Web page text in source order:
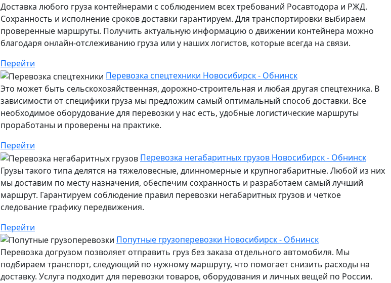
Доставка любого груза контейнерами с соблюдением всех требований Росавтодора и РЖД.
Сохранность и исполнение сроков доставки гарантируем. Для транспортировки выбираем
проверенные маршруты. Получить актуальную информацию о движении контейнера можно
благодаря онлайн-отслеживанию груза или у наших логистов, которые всегда на связи.
Перейти
Перевозка спецтехники Новосибирск - Обнинск
Это может быть сельскохозяйственная, дорожно-строительная и любая другая спецтехника. В
зависимости от специфики груза мы предложим самый оптимальный способ доставки. Все
необходимое оборудование для перевозки у нас есть, удобные логистические маршруты
проработаны и проверены на практике.
Перейти
Перевозка негабаритных грузов Новосибирск - Обнинск
Грузы такого типа делятся на тяжеловесные, длинномерные и крупногабаритные. Любой из них
мы доставим по месту назначения, обеспечим сохранность и разработаем самый лучший
маршрут. Гарантируем соблюдение правил перевозки негабаритных грузов и четкое
следование графику передвижения.
Перейти
Попутные грузоперевозки Новосибирск - Обнинск
Перевозка догрузом позволяет отправить груз без заказа отдельного автомобиля. Мы
подбираем транспорт, следующий по нужному маршруту, что помогает снизить расходы на
доставку. Услуга подходит для перевозки товаров, оборудования и личных вещей по России.